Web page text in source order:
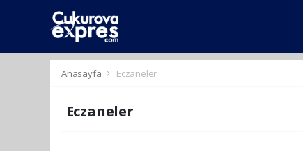
Anasayfa Eczaneler
Eczaneler